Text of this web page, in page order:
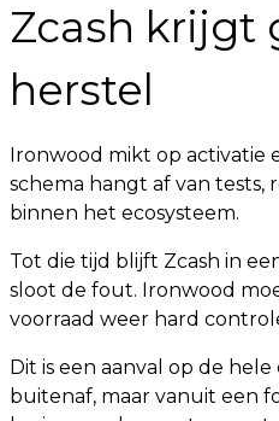
Zcash krijgt
herstel
Ironwood mikt op activatie
schema hangt af van tests,
binnen het ecosysteem.
Tot die tijd blijft Zcash in
sloot de fout. Ironwood
voorraad weer hard
Dit is een aanval op de
buitenaf, maar vanuit een